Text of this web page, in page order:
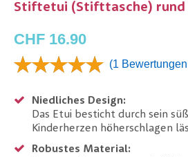
Stiftetui (Stifttasche) rund
CHF 16.90
(1
Niedliches Design:
Das Etui besticht durch sein
Kinderherzen höherschlagen
Robustes Material: